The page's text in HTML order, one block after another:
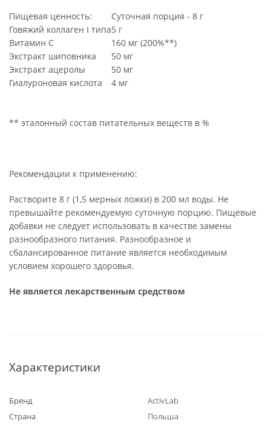
Пищевая ценность:
Суточная порция - 8 г
Говяжий коллаген I типа5 г
Витамин С
160 мг (200%**)
Экстракт шиповника
50 мг
Экстракт ацеролы
50 мг
Гиалуроновая кислота
4 мг
** эталонный состав питательных веществ в %
Рекомендации к применению:
Растворите 8 г (1,5 мерных ложки) в 200 мл воды. Не
превышайте рекомендуемую суточную порцию. Пищевые
добавки не следует использовать в качестве замены
разнообразного питания. Разнообразное и
сбалансированное питание является необходимым
условием хорошего здоровья.
Не является лекарственным средством
Характеристики
Бренд
ActivLab
Страна
Польша